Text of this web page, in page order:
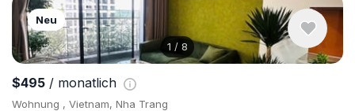
1 / 8
Neu
$495 / monatlich
Wohnung , Vietnam, Nha Trang